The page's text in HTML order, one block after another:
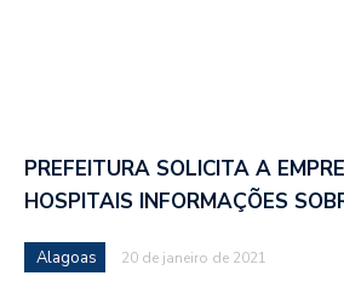
PREFEITURA SOLICITA A
HOSPITAIS INFORMAÇÕES
Alagoas 20 de janeiro de 2021